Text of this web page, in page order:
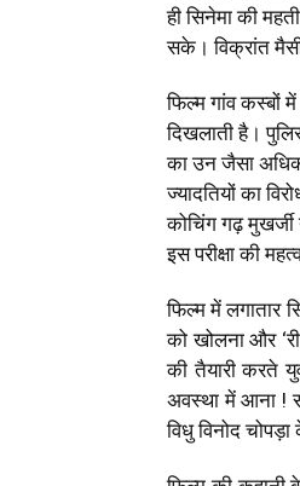
ही सिनेमा की
सके। विक्रांत मैसी
फिल्म गांव कस्बों
दिखलाती है।
का उन जैसा
ज्यादतियों का
कोचिंग गढ़
इस परीक्षा की
फिल्म में लगातार
को खोलना और
की तैयारी करते
अवस्था में आना !
विधु विनोद